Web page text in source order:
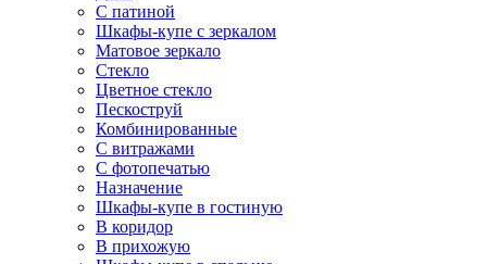
С патиной
Шкафы-купе с зеркалом
Матовое зеркало
Стекло
Цветное стекло
Пескоструй
Комбинированные
С витражами
С фотопечатью
Назначение
Шкафы-купе в гостиную
В коридор
В прихожую